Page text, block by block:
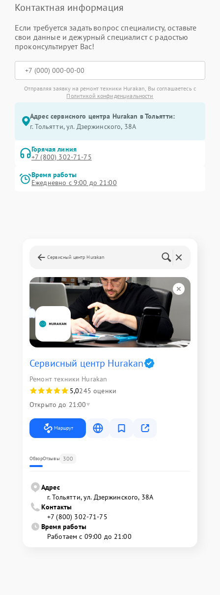
Контактная информация
Если требуется задать вопрос специалисту, оставьте
свои данные и дежурный специалист с радостью
проконсультирует Вас!
Отправляя заявку на ремонт техники Hurakan, Вы соглашаетесь с
Политикой конфиденциальности
Адрес сервисного центра Hurakan в Тольятти:
г. Тольятти, ул. Дзержинского, 38А
Горячая линия
+7 (800) 302-71-75
Время работы
Ежедневно с 9:00 до 21:00
Сервисный центр Hurakan
Сервисный центр Hurakan
Ремонт техники Hurakan
5,0245 оценки
Открыто до 21:00
Маршрут
ОбзорОтзывы 300
Адрес
г. Тольятти, ул. Дзержинского, 38А
Контакты
+7 (800) 302-71-75
Время работы
Работаем с 09:00 до 21:00